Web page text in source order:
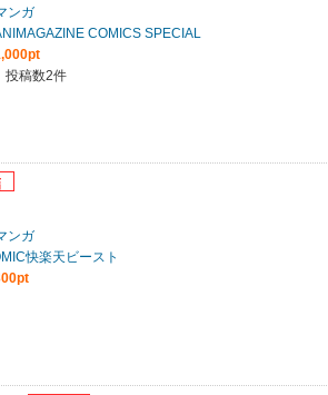
ンガ
COMICS SPECIAL
投稿数2件
ンガ
快楽天ビースト